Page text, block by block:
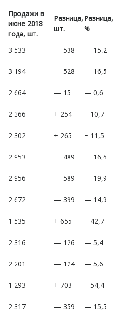
Продажи в
июне 2018
года, шт.
Разница,
шт.
Разница,
%
3 533 — 538 — 15,2
3 194 — 528 — 16,5
2 664 — 15 — 0,6
2 366 + 254 + 10,7
2 302 + 265 + 11,5
2 953 — 489 — 16,6
2 956 — 589 — 19,9
2 672 — 399 — 14,9
1 535 + 655 + 42,7
2 316 — 126 — 5,4
2 201 — 124 — 5,6
1 293 + 703 + 54,4
2 317 — 359
— 15,5